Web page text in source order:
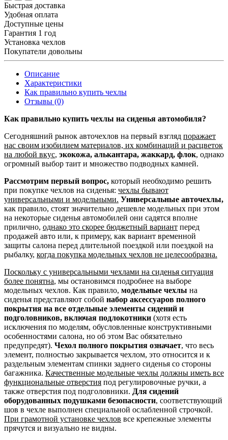
Быстрая доставка
Удобная оплата
Доступные цены
Гарантия 1 год
Установка чехлов
Покупатели довольны
Описание
Характеристики
Как правильно купить чехлы
Отзывы (0)
Как правильно купить чехлы на сиденья автомобиля?
Сегодняшний рынок авточехлов на первый взгляд поражает
нас своим изобилием материалов, их комбинаций и расцветок
на любой вкус, экокожа, алькантара, жаккард, флок, однако
огромный выбор таит и множество подводных камней.
Рассмотрим первый вопрос, который необходимо решить
при покупке чехлов на сиденья: чехлы бывают
универсальными и модельными. Универсальные авточехлы,
как правило, стоят значительно дешевле модельных при этом
на некоторые сиденья автомобилей они садятся вполне
прилично, однако это скорее бюджетный вариант перед
продажей авто или, к примеру, как вариант временной
защиты салона перед длительной поездкой или поездкой на
рыбалку, когда покупка модельных чехлов не целесообразна.
Поскольку с универсальными чехлами на сиденья ситуация
более понятна, мы остановимся подробнее на выборе
модельных чехлов. Как правило, модельные чехлы на
сиденья представляют собой набор аксессуаров полного
покрытия на все отдельные элементы сидений и
подголовников, включая подлокотники (хотя есть
исключения по моделям, обусловленные конструктивными
особенностями салона, но об этом Вас обязательно
предупредят). Чехол полного покрытия означает, что весь
элемент, полностью закрывается чехлом, это относится и к
раздельным элементам спинки заднего сиденья со стороны
багажника. Качественные модельные чехлы должны иметь все
функциональные отверстия под регулировочные ручки, а
также отверстия под подголовники. Для сидений
оборудованных подушками безопасности, соответствующий
шов в чехле выполнен специальной ослабленной строчкой.
При грамотной установке чехлов все крепежные элементы
прячутся и визуально не видны.